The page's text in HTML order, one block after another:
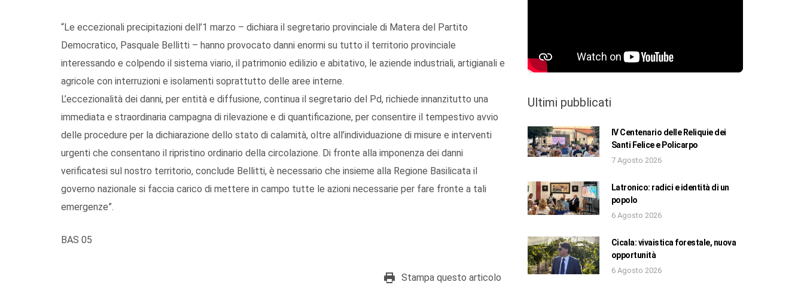
“Le eccezionali precipitazioni dell’1 marzo – dichiara il segretario provinciale di Matera del Partito
Democratico, Pasquale Bellitti – hanno provocato danni enormi su tutto il territorio provinciale
interessando e colpendo il sistema viario, il patrimonio edilizio e abitativo, le aziende industriali, artigianali e
agricole con interruzioni e isolamenti soprattutto delle aree interne.
L’eccezionalità dei danni, per entità e diffusione, continua il segretario del Pd, richiede innanzitutto una
immediata e straordinaria campagna di rilevazione e di quantificazione, per consentire il tempestivo avvio
delle procedure per la dichiarazione dello stato di calamità, oltre all’individuazione di misure e interventi
urgenti che consentano il ripristino ordinario della circolazione. Di fronte alla imponenza dei danni
verificatesi sul nostro territorio, conclude Bellitti, è necessario che insieme alla Regione Basilicata il
governo nazionale si faccia carico di mettere in campo tutte le azioni necessarie per fare fronte a tali
emergenze”.
BAS 05
Stampa questo articolo
Ultimi pubblicati
IV Centenario delle Reliquie dei
Santi Felice e Policarpo
7 Agosto 2026
Latronico: radici e identità di un
popolo
6 Agosto 2026
Cicala: vivaistica forestale, nuova
opportunità
6 Agosto 2026